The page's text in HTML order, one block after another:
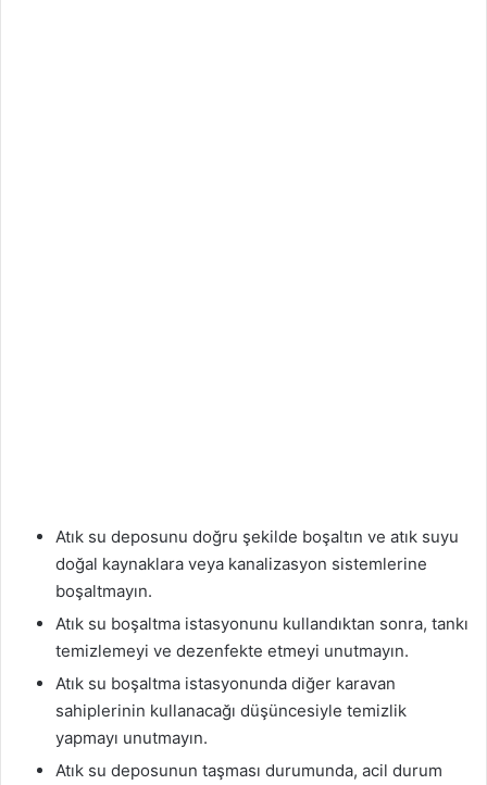
Atık su deposunu doğru şekilde boşaltın ve atık suyu
doğal kaynaklara veya kanalizasyon sistemlerine
boşaltmayın.
Atık su boşaltma istasyonunu kullandıktan sonra, tankı
temizlemeyi ve dezenfekte etmeyi unutmayın.
Atık su boşaltma istasyonunda diğer karavan
sahiplerinin kullanacağı düşüncesiyle temizlik
yapmayı unutmayın.
Atık su deposunun taşması durumunda, acil durum